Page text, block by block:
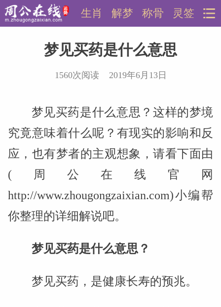
灵签
称骨
解梦
生肖
梦见买药是什么意思
1560次阅读 2019年6月13日
梦见买药是什么意思？这样的梦境
究竟意味着什么呢？有现实的影响和反
应，也有梦者的主观想象，请看下面由
(周公在线官网
http://www.zhougongzaixian.com)小编帮
你整理的详细解说吧。
梦见买药是什么意思？
梦见买药，是健康长寿的预兆。